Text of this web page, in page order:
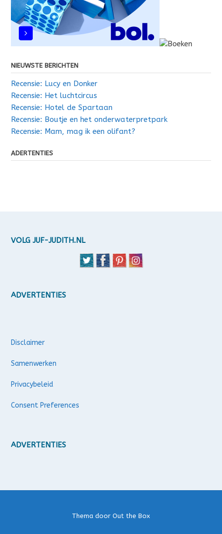
NIEUWSTE BERICHTEN
Recensie: Lucy en Donker
Recensie: Het luchtcircus
Recensie: Hotel de Spartaan
Recensie: Boutje en het onderwaterpretpark
Recensie: Mam, mag ik een olifant?
ADERTENTIES
VOLG JUF-JUDITH.NL
ADVERTENTIES
Disclaimer
Samenwerken
Privacybeleid
Consent Preferences
ADVERTENTIES
Thema door Out the Box